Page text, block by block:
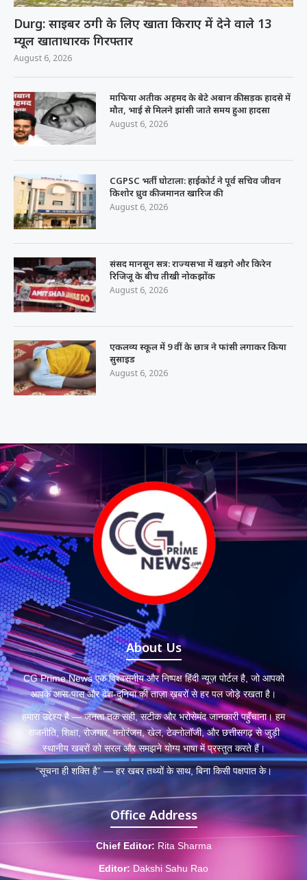
Durg: साइबर ठगी के लिए खाता किराए में देने वाले 13
म्यूल खाताधारक गिरफ्तार
August 6, 2026
माफिया अतीक अहमद के बेटे अबान की सड़क हादसे में
मौत, भाई से मिलने झांसी जाते समय हुआ हादसा
August 6, 2026
CGPSC भर्ती घोटाला: हाईकोर्ट ने पूर्व सचिव जीवन
किशोर ध्रुव की जमानत खारिज की
August 6, 2026
संसद मानसून सत्र: राज्यसभा में खड़गे और किरेन
रिजिजू के बीच तीखी नोकझोंक
August 6, 2026
एकलव्य स्कूल में 9 वीं के छात्र ने फांसी लगाकर किया
सुसाइड
August 6, 2026
About Us
CG Prime News एक विश्वसनीय और निष्पक्ष हिंदी न्यूज़ पोर्टल है, जो आपको
आपके आस-पास और देश-दुनिया की ताज़ा ख़बरों से हर पल जोड़े रखता है।
हमारा उद्देश्य है — जनता तक सही, सटीक और भरोसेमंद जानकारी पहुँचाना। हम
राजनीति, शिक्षा, रोजगार, मनोरंजन, खेल, टेक्नोलॉजी, और छत्तीसगढ़ से जुड़ी
स्थानीय खबरों को सरल और समझने योग्य भाषा में प्रस्तुत करते हैं।
“सूचना ही शक्ति है” — हर खबर तथ्यों के साथ, बिना किसी पक्षपात के।
Office Address
Chief Editor: Rita Sharma
Editor: Dakshi Sahu Rao